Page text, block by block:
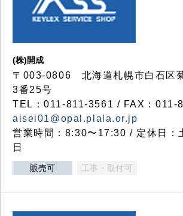
(株)開成
〒003-0806 北海道札幌市白石区
3番25号
TEL：011-811-3561 / FAX：011-
aisei01@opal.plala.or.jp
営業時間：8:30〜17:30 / 定休日：
日
販売可 工事・取付可